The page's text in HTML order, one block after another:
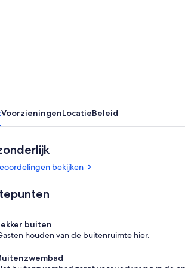
VoorzieningenLocatieBeleid
–
bekijken
buiten
houden van de buitenruimte hier.